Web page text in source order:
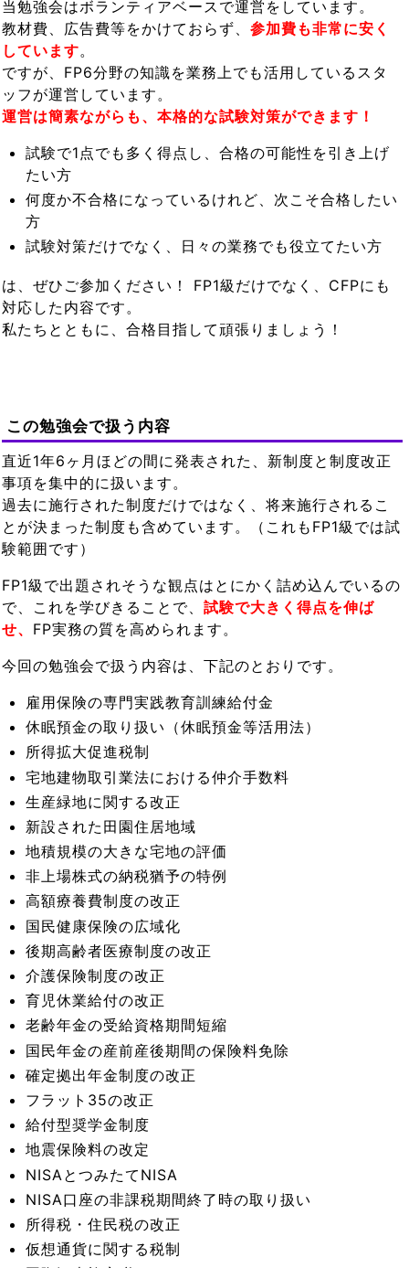
当勉強会はボランティアベースで運営をしています。
教材費、広告費等をかけておらず、参加費も非常に安く
しています。
ですが、FP6分野の知識を業務上でも活用しているスタ
ッフが運営しています。
運営は簡素ながらも、本格的な試験対策ができます！
試験で1点でも多く得点し、合格の可能性を引き上げ
たい方
何度か不合格になっているけれど、次こそ合格したい
方
試験対策だけでなく、日々の業務でも役立てたい方
は、ぜひご参加ください！ FP1級だけでなく、CFPにも
対応した内容です。
私たちとともに、合格目指して頑張りましょう！
この勉強会で扱う内容
直近1年6ヶ月ほどの間に発表された、新制度と制度改正
事項を集中的に扱います。
過去に施行された制度だけではなく、将来施行されるこ
とが決まった制度も含めています。（これもFP1級では試
験範囲です）
FP1級で出題されそうな観点はとにかく詰め込んでいるの
で、これを学びきることで、試験で大きく得点を伸ば
せ、 FP実務の質を高められます。
今回の勉強会で扱う内容は、下記のとおりです。
雇用保険の専門実践教育訓練給付金
休眠預金の取り扱い（休眠預金等活用法）
所得拡大促進税制
宅地建物取引業法における仲介手数料
生産緑地に関する改正
新設された田園住居地域
地積規模の大きな宅地の評価
非上場株式の納税猶予の特例
高額療養費制度の改正
国民健康保険の広域化
後期高齢者医療制度の改正
介護保険制度の改正
育児休業給付の改正
老齢年金の受給資格期間短縮
国民年金の産前産後期間の保険料免除
確定拠出年金制度の改正
フラット35の改正
給付型奨学金制度
地震保険料の改定
NISAとつみたてNISA
NISA口座の非課税期間終了時の取り扱い
所得税・住民税の改正
仮想通貨に関する税制